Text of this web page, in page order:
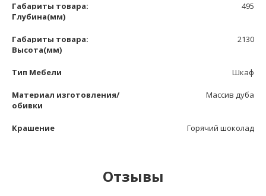
Габариты товара:
Глубина(мм)
495
Габариты товара:
Высота(мм)
2130
Тип Мебели Шкаф
Материал изготовления/
обивки
Массив дуба
Крашение Горячий шоколад
Отзывы